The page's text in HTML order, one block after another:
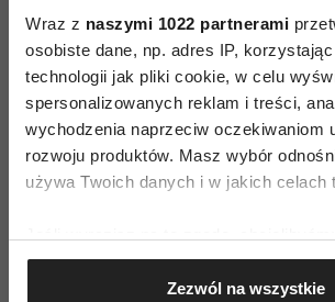
Wraz z naszymi 1022 partnerami
osobiste dane, np. adres IP,
technologii jak pliki cookie, w celu
spersonalizowanych reklam i treści,
wychodzenia naprzeciw oczekiwaniom
rozwoju produktów. Masz wybór
używa Twoich danych i w jakich celach
Gromadzić dane dotyczące
geograficznej z dokładnością
Zezwól na wszystkie
zamiast zbliżać do siebie,
narastającej frustracji i oddalenia.
Kiedy jedno dziecko nieustannie
z drugim, a każda drobna porażka
powodem do drwin, rodzeństwo –
wspierać – staje się sobie coraz
Czytaj także